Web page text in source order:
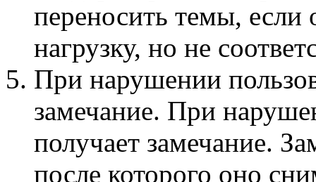
переносить темы,
нагрузку, но не
При нарушении
замечание. При
получает замечание.
после которого оно